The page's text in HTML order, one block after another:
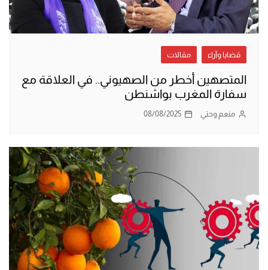
قضايا وآراء مقالات
المتصهين أخطر من الصهيوني.. في العلاقة مع
سفارة المغرب بواشنطن
منعم وحتي 08/08/2025